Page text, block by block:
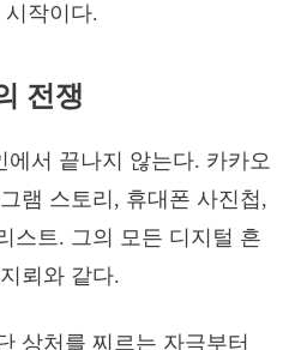
작이다.
전쟁
에서 끝나지 않는다. 카카오
램 스토리, 휴대폰 사진첩,
스트. 그의 모든 디지털 흔
뢰와 같다.
상처를 찌르는 자극부터